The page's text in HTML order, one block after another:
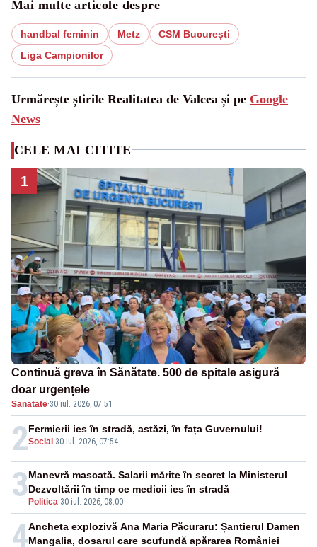
Mai multe articole despre
handbal feminin Metz
CSM București
Liga Campionilor
Urmărește știrile Realitatea de Valcea și pe Google
News
CELE MAI CITITE
1
Continuă greva în Sănătate. 500 de spitale asigură
doar urgențele
Sanatate·30 iul. 2026, 07:51
2Social -30 iul. 2026, 07:54
Fermierii ies în stradă, astăzi, în fața Guvernului!
3 Politica-30 iul. 2026, 08:00
Manevră mascată. Salarii mărite în secret la Ministerul
Dezvoltării în timp ce medicii ies în stradă
4Ancheta explozivă Ana Maria Păcuraru: Șantierul Damen
Mangalia, dosarul care scufundă apărarea României